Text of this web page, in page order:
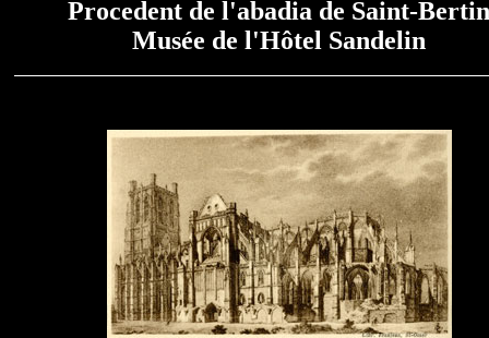
Procedent de l'abadia de Saint-Bertin
Musée de l'Hôtel Sandelin